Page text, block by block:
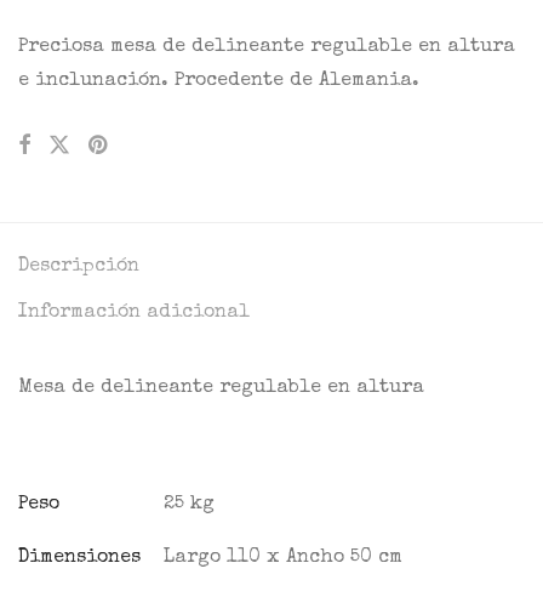
Preciosa mesa de delineante regulable en altura
e inclunación. Procedente de Alemania.
Descripción
Información adicional
Mesa de delineante regulable en altura
Peso 25 kg
Dimensiones Largo 110 x Ancho 50 cm